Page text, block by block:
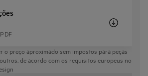
o preço aproximado sem impostos para peças
de acordo com os requisitos europeus no